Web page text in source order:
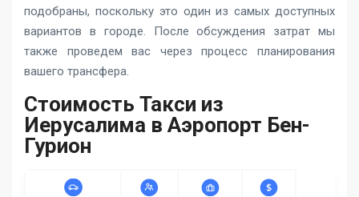
подобраны, поскольку это один из самых доступных
вариантов в городе. После обсуждения затрат мы
также проведем вас через процесс планирования
вашего трансфера.
Стоимость Такси из
Иерусалима в Аэропорт Бен-
Гурион